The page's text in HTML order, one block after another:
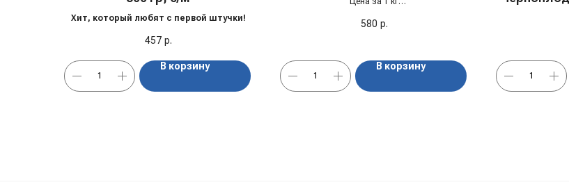
Хит, который любят с первой штучки!
457 р.
В корзину
уже два года подряд! Нежные, воздушные,
просто отварить — и на столе домашнее
блюдо, как из детства.
580 р.
В корзину